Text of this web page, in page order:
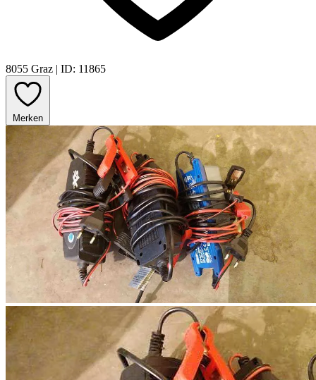
8055 Graz | ID: 11865
Merken